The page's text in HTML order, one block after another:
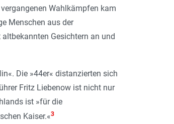
Wahlkämpfen kam
Menschen aus der
Gesichtern an und
Die »44er« distanzierten sich
Fritz Liebenow ist nicht nur
ist »für die
Kaiser.«3